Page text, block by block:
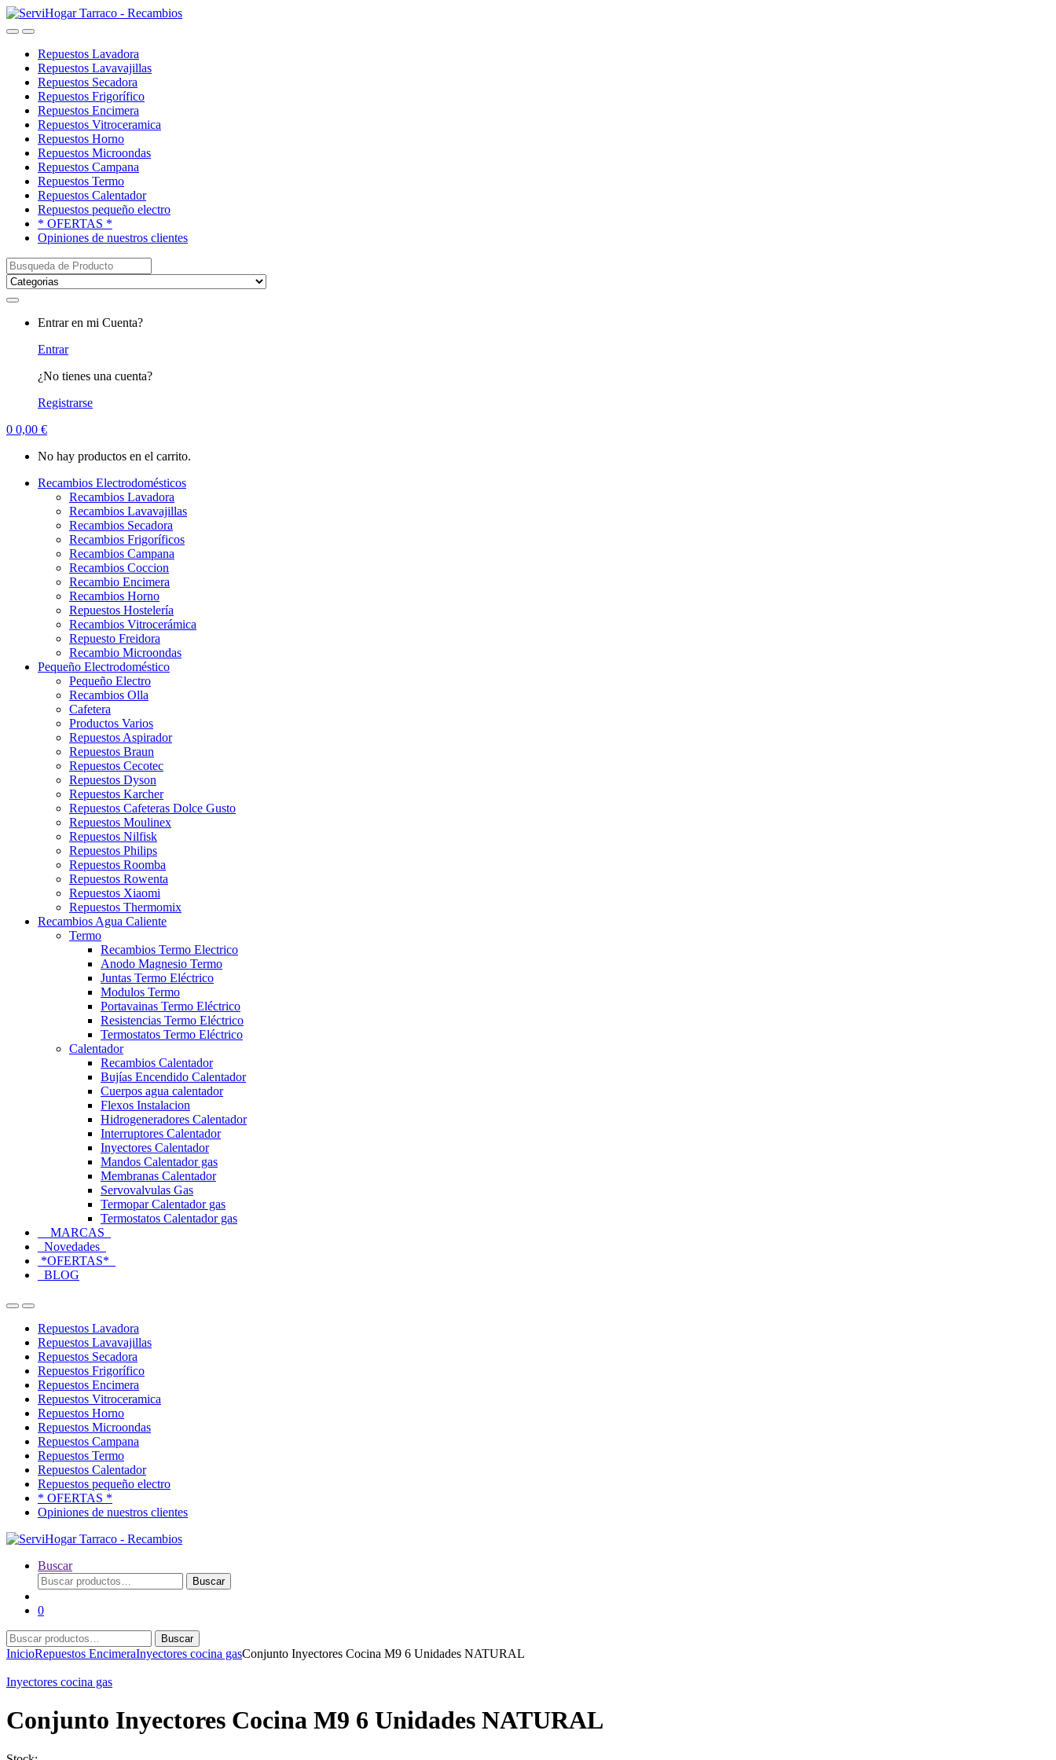
Saltar
a
saltar
al
OpenClose
Repuestos Lavadora
Repuestos Lavavajillas
Repuestos Secadora
Repuestos Frigorífico
Repuestos Encimera
Repuestos Vitroceramica
Repuestos Horno
Repuestos Microondas
Repuestos Campana
Repuestos Termo
Repuestos Calentador
Repuestos pequeño electro
* OFERTAS *
Opiniones de nuestros clientes
Buscar:
Entrar en mi Cuenta?
Entrar
¿No tienes una cuenta?
Registrarse
0 0,00 €
No hay productos en el carrito.
Recambios Electrodomésticos
Recambios Lavadora
Recambios Lavavajillas
Recambios Secadora
Recambios Frigoríficos
Recambios Campana
Recambios Coccion
Recambio Encimera
Recambios Horno
Repuestos Hostelería
Recambios Vitrocerámica
Repuesto Freidora
Recambio Microondas
Pequeño Electrodoméstico
Pequeño Electro
Recambios Olla
Cafetera
Productos Varios
Repuestos Aspirador
Repuestos Braun
Repuestos Cecotec
Repuestos Dyson
Repuestos Karcher
Repuestos Cafeteras Dolce Gusto
Repuestos Moulinex
Repuestos Nilfisk
Repuestos Philips
Repuestos Roomba
Repuestos Rowenta
Repuestos Xiaomi
Repuestos Thermomix
Recambios Agua Caliente
Termo
Recambios Termo Electrico
Anodo Magnesio Termo
Juntas Termo Eléctrico
Modulos Termo
Portavainas Termo Eléctrico
Resistencias Termo Eléctrico
Termostatos Termo Eléctrico
Calentador
Recambios Calentador
Bujías Encendido Calentador
Cuerpos agua calentador
Flexos Instalacion
Hidrogeneradores Calentador
Interruptores Calentador
Inyectores Calentador
Mandos Calentador gas
Membranas Calentador
Servovalvulas Gas
Termopar Calentador gas
Termostatos Calentador gas
MARCAS
Novedades
*OFERTAS*
BLOG
OpenClose
Repuestos Lavadora
Repuestos Lavavajillas
Repuestos Secadora
Repuestos Frigorífico
Repuestos Encimera
Repuestos Vitroceramica
Repuestos Horno
Repuestos Microondas
Repuestos Campana
Repuestos Termo
Repuestos Calentador
Repuestos pequeño electro
* OFERTAS *
Opiniones de nuestros clientes
Buscar
Buscar
por:
Buscar
0
Buscar
por:
Buscar
InicioRepuestos EncimeraInyectores cocina gasConjunto Inyectores Cocina M9 6 Unidades NATURAL
Inyectores cocina gas
Conjunto Inyectores Cocina M9 6 Unidades NATURAL